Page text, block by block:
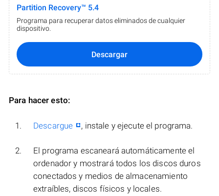
Partition Recovery™ 5.4
Programa para recuperar datos eliminados de cualquier
dispositivo.
Descargar
Para hacer esto:
Descargue , instale y ejecute el programa.
El programa escaneará automáticamente el
ordenador y mostrará todos los discos duros
conectados y medios de almacenamiento
extraíbles, discos físicos y locales.